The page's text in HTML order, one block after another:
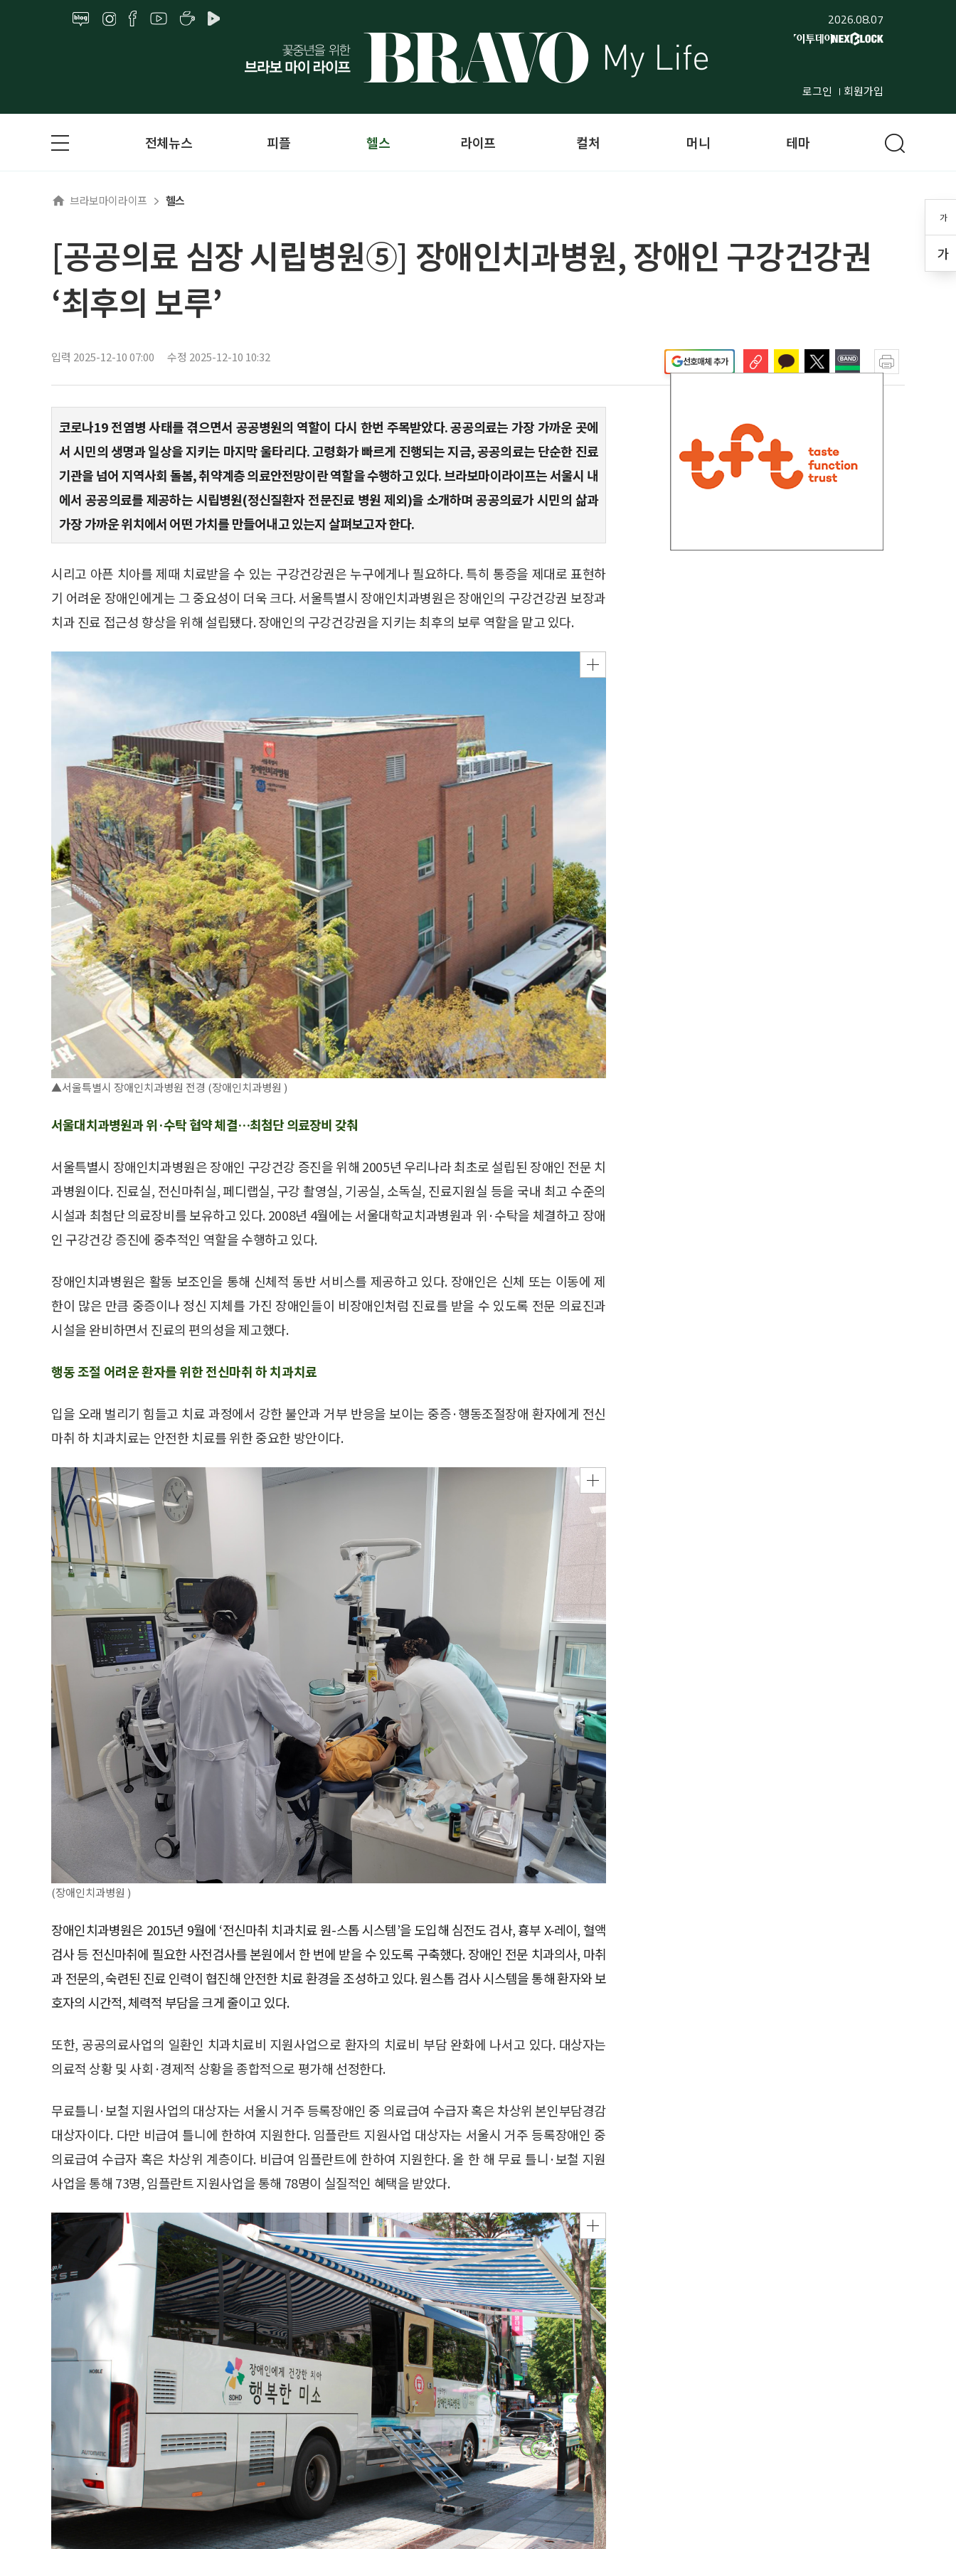
2026.08.07
로그인 회원가입
가
가
전체뉴스 피플 헬스 라이프 컬처 머니 테마
브라보마이라이프 헬스
[공공의료 심장 시립병원⑤] 장애인치과병원, 장애인 구강건강권
‘최후의 보루’
입력 2025-12-10 07:00 수정 2025-12-10 10:32 선호매체 추가
코로나19 전염병 사태를 겪으면서 공공병원의 역할이 다시 한번 주목받았다. 공공의료는 가장 가까운 곳에
서 시민의 생명과 일상을 지키는 마지막 울타리다. 고령화가 빠르게 진행되는 지금, 공공의료는 단순한 진료
기관을 넘어 지역사회 돌봄, 취약계층 의료안전망이란 역할을 수행하고 있다. 브라보마이라이프는 서울시 내
에서 공공의료를 제공하는 시립병원(정신질환자 전문진료 병원 제외)을 소개하며 공공의료가 시민의 삶과
가장 가까운 위치에서 어떤 가치를 만들어내고 있는지 살펴보고자 한다.
시리고 아픈 치아를 제때 치료받을 수 있는 구강건강권은 누구에게나 필요하다. 특히 통증을 제대로 표현하
기 어려운 장애인에게는 그 중요성이 더욱 크다. 서울특별시 장애인치과병원은 장애인의 구강건강권 보장과
치과 진료 접근성 향상을 위해 설립됐다. 장애인의 구강건강권을 지키는 최후의 보루 역할을 맡고 있다.
▲서울특별시 장애인치과병원 전경 (장애인치과병원 )
서울대치과병원과 위·수탁 협약 체결…최첨단 의료장비 갖춰
서울특별시 장애인치과병원은 장애인 구강건강 증진을 위해 2005년 우리나라 최초로 설립된 장애인 전문 치
과병원이다. 진료실, 전신마취실, 페디랩실, 구강 촬영실, 기공실, 소독실, 진료지원실 등을 국내 최고 수준의
시설과 최첨단 의료장비를 보유하고 있다. 2008년 4월에는 서울대학교치과병원과 위·수탁을 체결하고 장애
인 구강건강 증진에 중추적인 역할을 수행하고 있다.
장애인치과병원은 활동 보조인을 통해 신체적 동반 서비스를 제공하고 있다. 장애인은 신체 또는 이동에 제
한이 많은 만큼 중증이나 정신 지체를 가진 장애인들이 비장애인처럼 진료를 받을 수 있도록 전문 의료진과
시설을 완비하면서 진료의 편의성을 제고했다.
행동 조절 어려운 환자를 위한 전신마취 하 치과치료
입을 오래 벌리기 힘들고 치료 과정에서 강한 불안과 거부 반응을 보이는 중증·행동조절장애 환자에게 전신
마취 하 치과치료는 안전한 치료를 위한 중요한 방안이다.
(장애인치과병원 )
장애인치과병원은 2015년 9월에 ‘전신마취 치과치료 원-스톱 시스템’을 도입해 심전도 검사, 흉부 X-레이, 혈액
검사 등 전신마취에 필요한 사전검사를 본원에서 한 번에 받을 수 있도록 구축했다. 장애인 전문 치과의사, 마취
과 전문의, 숙련된 진료 인력이 협진해 안전한 치료 환경을 조성하고 있다. 원스톱 검사 시스템을 통해 환자와 보
호자의 시간적, 체력적 부담을 크게 줄이고 있다.
또한, 공공의료사업의 일환인 치과치료비 지원사업으로 환자의 치료비 부담 완화에 나서고 있다. 대상자는
의료적 상황 및 사회·경제적 상황을 종합적으로 평가해 선정한다.
무료틀니·보철 지원사업의 대상자는 서울시 거주 등록장애인 중 의료급여 수급자 혹은 차상위 본인부담경감
대상자이다. 다만 비급여 틀니에 한하여 지원한다. 임플란트 지원사업 대상자는 서울시 거주 등록장애인 중
의료급여 수급자 혹은 차상위 계층이다. 비급여 임플란트에 한하여 지원한다. 올 한 해 무료 틀니·보철 지원
사업을 통해 73명, 임플란트 지원사업을 통해 78명이 실질적인 혜택을 받았다.